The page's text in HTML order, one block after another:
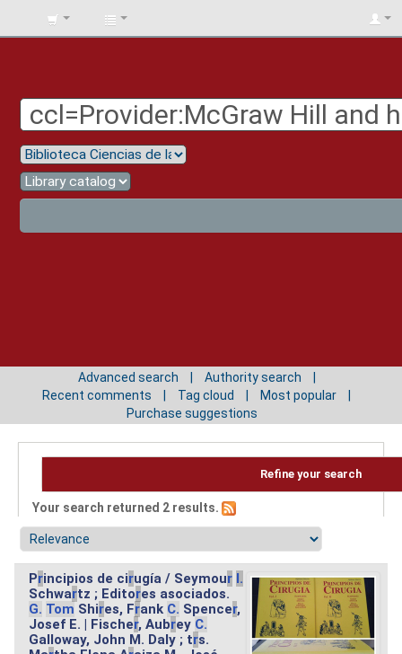
BIBLIOTECA
Advanced search
Authority search
Recent comments
Tag cloud
Most popular
Purchase suggestions
Refine your search
Your search returned 2 results.
Principios de cirugía / Seymour I.
Schwartz ; Editores asociados.
G. Tom Shires, Frank C. Spencer,
Josef E. | Fischer, Aubrey C.
Galloway, John M. Daly ; trs.